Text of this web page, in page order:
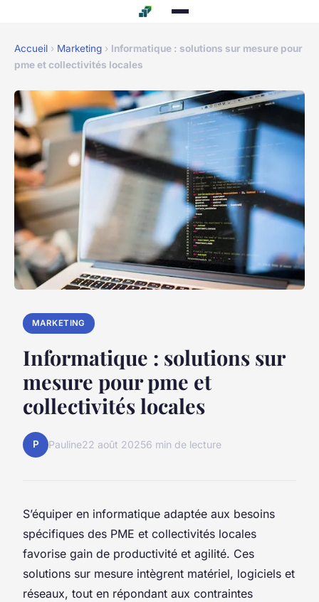
Accueil › Marketing › Informatique : solutions sur mesure pour
pme et collectivités locales
MARKETING
Informatique : solutions sur
mesure pour pme et
collectivités locales
P Pauline22 août 20256 min de lecture
S’équiper en informatique adaptée aux besoins
spécifiques des PME et collectivités locales
favorise gain de productivité et agilité. Ces
solutions sur mesure intègrent matériel, logiciels et
réseaux, tout en répondant aux contraintes